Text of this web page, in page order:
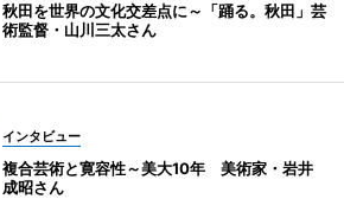
秋田を世界の文化交差点に～「踊る。秋田」芸
術監督・山川三太さん
インタビュー
複合芸術と寛容性～美大10年 美術家・岩井
成昭さん